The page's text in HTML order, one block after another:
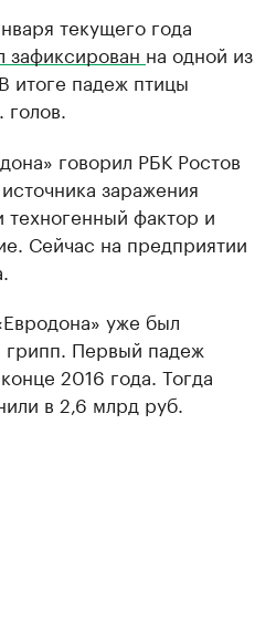
текущего года
зафиксирован на одной из
итоге падеж птицы
голов.
говорил РБК Ростов
заражения
фактор и
Сейчас на предприятии
уже был
грипп. Первый падеж
2016 года. Тогда
в 2,6 млрд руб.